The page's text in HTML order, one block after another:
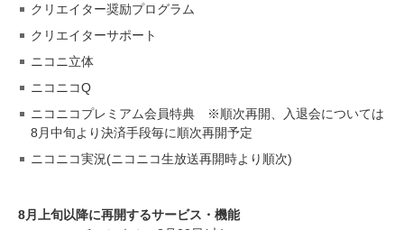
クリエイター奨励プログラム
クリエイターサポート
ニコニ立体
ニコニコQ
ニコニコプレミアム会員特典 ※順次再開、入退会については
8月中旬より決済手段毎に順次再開予定
ニコニコ実況(ニコニコ生放送再開時より順次)
8月上旬以降に再開するサービス・機能